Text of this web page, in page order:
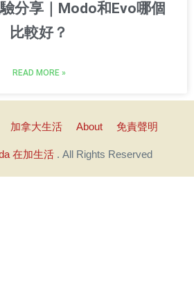
分享｜Modo和Evo哪個
比較好？
READ MORE »
加拿大生活 About 免責聲明
在加生活. All Rights Reserved